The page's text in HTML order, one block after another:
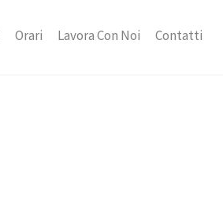
Orari Lavora Con Noi Contatti